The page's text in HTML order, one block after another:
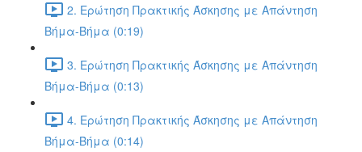
2. Ερώτηση Πρακτικής Άσκησης με Απάντηση
Βήμα-Βήμα (0:19)
3. Ερώτηση Πρακτικής Άσκησης με Απάντηση
Βήμα-Βήμα (0:13)
4. Ερώτηση Πρακτικής Άσκησης με Απάντηση
Βήμα-Βήμα (0:14)